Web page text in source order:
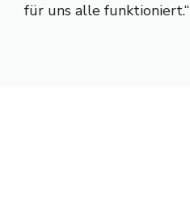
für uns alle funktioniert.“